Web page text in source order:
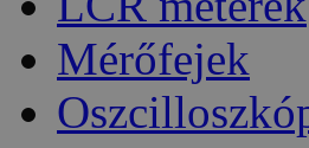
Mérőfejek